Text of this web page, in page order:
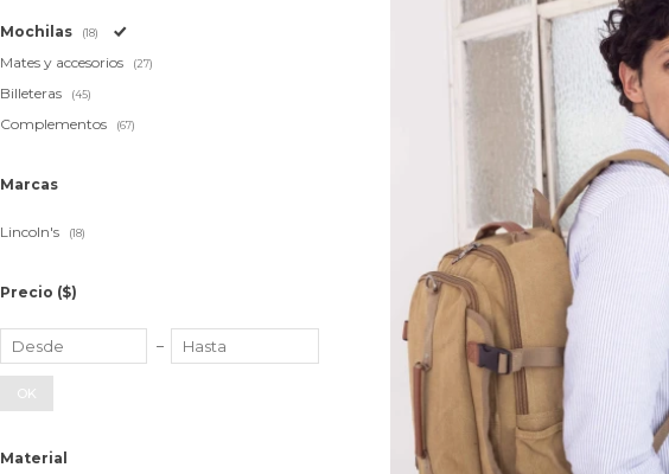
Mochilas (18)
Mates y accesorios (27)
Billeteras (45)
Complementos (67)
Marcas
Lincoln's (18)
Precio ($)
OK
Material